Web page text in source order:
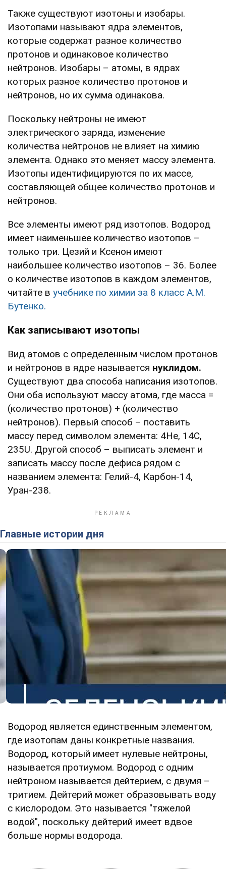
Также существуют изотоны и изобары.
Изотопами называют ядра элементов,
которые содержат разное количество
протонов и одинаковое количество
нейтронов. Изобары – атомы, в ядрах
которых разное количество протонов и
нейтронов, но их сумма одинакова.
Поскольку нейтроны не имеют
электрического заряда, изменение
количества нейтронов не влияет на химию
элемента. Однако это меняет массу элемента.
Изотопы идентифицируются по их массе,
составляющей общее количество протонов и
нейтронов.
Все элементы имеют ряд изотопов. Водород
имеет наименьшее количество изотопов –
только три. Цезий и Ксенон имеют
наибольшее количество изотопов – 36. Более
о количестве изотопов в каждом элементов,
читайте в учебнике по химии за 8 класс А.М.
Бутенко.
Как записывают изотопы
Вид атомов с определенным числом протонов
и нейтронов в ядре называется нуклидом.
Существуют два способа написания изотопов.
Они оба используют массу атома, где масса =
(количество протонов) + (количество
нейтронов). Первый способ – поставить
массу перед символом элемента: 4He, 14С,
235U. Другой способ – выписать элемент и
записать массу после дефиса рядом с
названием элемента: Гелий-4, Карбон-14,
Уран-238.
Главные истории дня
Водород является единственным элементом,
где изотопам даны конкретные названия.
Водород, который имеет нулевые нейтроны,
называется протиумом. Водород с одним
нейтроном называется дейтерием, с двумя –
тритием. Дейтерий может образовывать воду
с кислородом. Это называется "тяжелой
водой", поскольку дейтерий имеет вдвое
больше нормы водорода.